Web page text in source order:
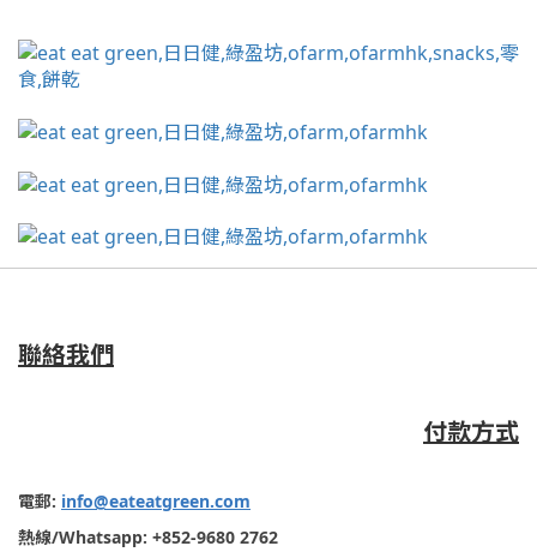
聯絡我們
付款方式
電郵: info@eateatgreen.com
熱線/Whatsapp: +852-9680 2762